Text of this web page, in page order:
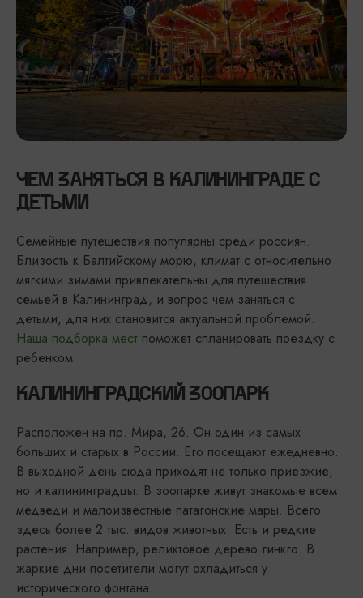
ЧЕМ ЗАНЯТЬСЯ В КАЛИНИНГРАДЕ С
ДЕТЬМИ
Семейные путешествия популярны среди россиян.
Близость к Балтийскому морю, климат с относительно
мягкими зимами привлекательны для путешествия
семьей в Калининград, и вопрос чем заняться с
детьми, для них становится актуальной проблемой.
Наша подборка мест поможет спланировать поездку с
ребенком.
КАЛИНИНГРАДСКИЙ ЗООПАРК
Расположен на пр. Мира, 26. Он один из самых
больших и старых в России. Его посещают ежедневно.
В выходной день сюда приходят не только приезжие,
но и калининградцы. В зоопарке живут знакомые всем
медведи и малоизвестные патагонские мары. Всего
здесь более 2 тыс. видов животных. Есть и редкие
растения. Например, реликтовое дерево гинкго. В
жаркие дни посетители могут охладиться у
исторического фонтана.